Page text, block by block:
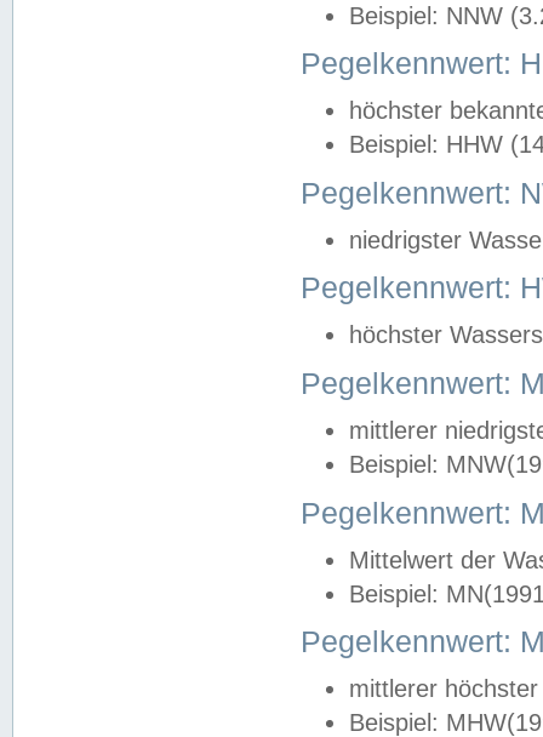
Beispiel: NNW
Pegelkennwert:
höchster
Beispiel: HHW
Pegelkennwert:
niedrigster
Pegelkennwert:
höchster
Pegelkennwert:
mittlerer
Beispiel:
Pegelkennwert:
Mittelwert der
Beispiel:
Pegelkennwert:
mittlerer
Beispiel: